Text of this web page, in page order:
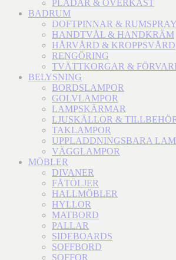
PLÄDAR & ÖVERKAST
BADRUM
DOFTPINNAR & RUMSPRAY
HANDTVÅL & HANDKRÄM
HÅRVÅRD & KROPPSVÅRD
RENGÖRING
TVÄTTKORGAR &
BELYSNING
BORDSLAMPOR
GOLVLAMPOR
LAMPSKÄRMAR
LJUSKÄLLOR &
TAKLAMPOR
UPPLADDNINGSBARA
VÄGGLAMPOR
MÖBLER
DIVANER
FÅTÖLJER
HALLMÖBLER
HYLLOR
MATBORD
PALLAR
SIDEBOARDS
SOFFBORD
SOFFOR